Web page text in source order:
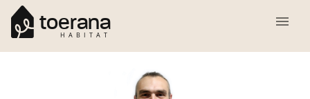
toerana
HABITAT